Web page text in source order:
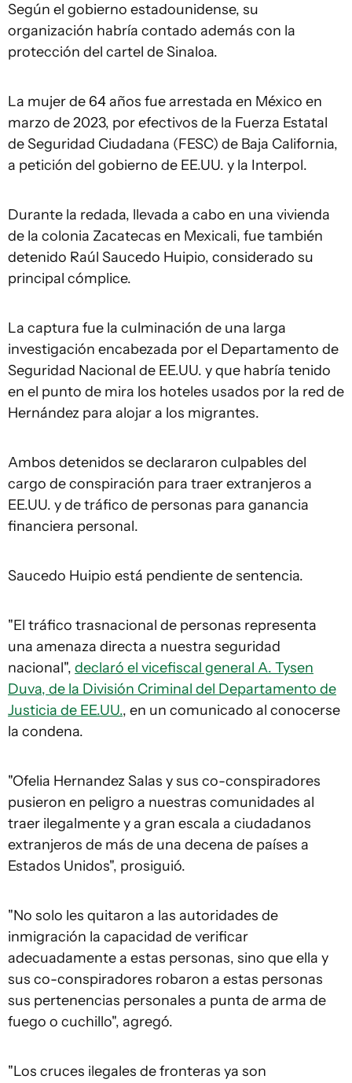
Según el gobierno estadounidense, su
organización habría contado además con la
protección del cartel de Sinaloa.
La mujer de 64 años fue arrestada en México en
marzo de 2023, por efectivos de la Fuerza Estatal
de Seguridad Ciudadana (FESC) de Baja California,
a petición del gobierno de EE.UU. y la Interpol.
Durante la redada, llevada a cabo en una vivienda
de la colonia Zacatecas en Mexicali, fue también
detenido Raúl Saucedo Huipio, considerado su
principal cómplice.
La captura fue la culminación de una larga
investigación encabezada por el Departamento de
Seguridad Nacional de EE.UU. y que habría tenido
en el punto de mira los hoteles usados por la red de
Hernández para alojar a los migrantes.
Ambos detenidos se declararon culpables del
cargo de conspiración para traer extranjeros a
EE.UU. y de tráfico de personas para ganancia
financiera personal.
Saucedo Huipio está pendiente de sentencia.
"El tráfico trasnacional de personas representa
una amenaza directa a nuestra seguridad
nacional", declaró el vicefiscal general A. Tysen
Duva, de la División Criminal del Departamento de
Justicia de EE.UU., en un comunicado al conocerse
la condena.
"Ofelia Hernandez Salas y sus co-conspiradores
pusieron en peligro a nuestras comunidades al
traer ilegalmente y a gran escala a ciudadanos
extranjeros de más de una decena de países a
Estados Unidos", prosiguió.
"No solo les quitaron a las autoridades de
inmigración la capacidad de verificar
adecuadamente a estas personas, sino que ella y
sus co-conspiradores robaron a estas personas
sus pertenencias personales a punta de arma de
fuego o cuchillo", agregó.
"Los cruces ilegales de fronteras ya son